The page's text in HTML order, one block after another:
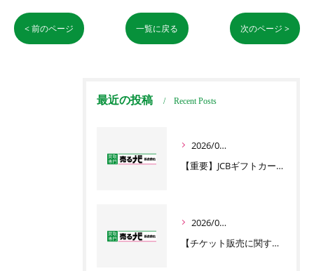
< 前のページ 一覧に戻る 次のページ >
最近の投稿 Recent Posts
2026/04/30
【重要】JCBギフトカード5,000円券の買取に関するお知らせ
2026/02/21
【チケット販売に関するお問い合わせについてご案内】